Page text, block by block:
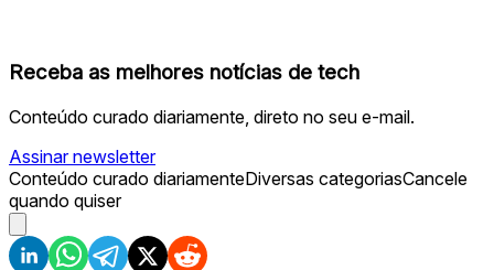
Receba as melhores notícias de tech
Conteúdo curado diariamente, direto no seu e-mail.
Assinar newsletter
Conteúdo curado diariamenteDiversas categoriasCancele
quando quiser